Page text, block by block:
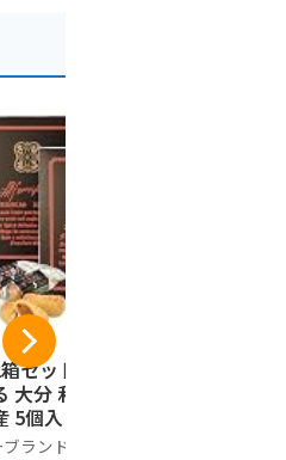
箱セット】 ざび
大分 和菓子 お
5個入り
ランド品